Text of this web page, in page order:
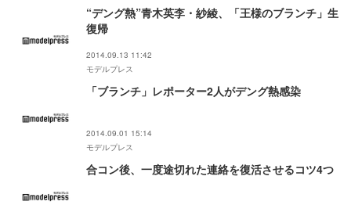
“デング熱”青木英李・紗綾、「王様のブランチ」生
復帰
2014.09.13 11:42
モデルプレス
「ブランチ」レポーター2人がデング熱感染
2014.09.01 15:14
モデルプレス
合コン後、一度途切れた連絡を復活させるコツ4つ